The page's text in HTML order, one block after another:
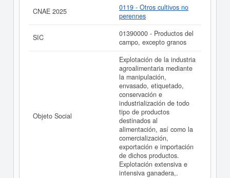
acceder inmediatamente a este Informe
ampliadode HOYO DE LA ENCINA PRODUCTOS DE
LA TIERRA, SL. y consultar los resultados de sus años
de actividad, así como los balances y cuentas de
resultados disponibles.
La última actualización del informe de empresa se ha
realizado el 22/10/2023.
CNAE 2025
0119 - Otros cultivos no
perennes
SIC
01390000 - Productos del
campo, excepto granos
Objeto Social
Explotación de la industria
agroalimentaria mediante
la manipulación,
envasado, etiquetado,
conservación e
industrialización de todo
tipo de productos
destinados al
alimentación, así como la
comercialización,
exportación e importación
de dichos productos.
Explotación extensiva e
intensiva ganadera,.